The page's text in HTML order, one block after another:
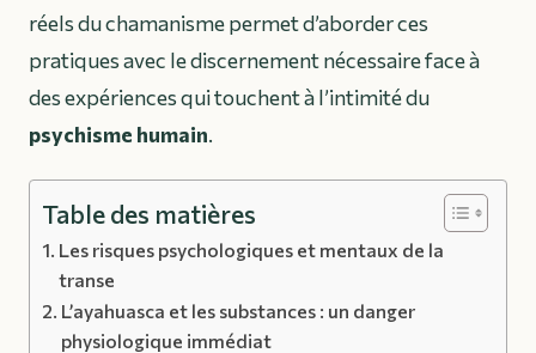
réels du chamanisme permet d’aborder ces
pratiques avec le discernement nécessaire face à
des expériences qui touchent à l’intimité du
psychisme humain.
Table des matières
Les risques psychologiques et mentaux de la
transe
L’ayahuasca et les substances : un danger
physiologique immédiat